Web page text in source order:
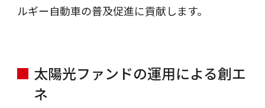
ルギー自動車の普及促進に貢献します。
太陽光ファンドの運用による創エ
ネ